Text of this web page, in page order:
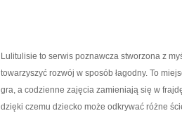
Lulitulisie to serwis poznawcza stworzona z
towarzyszyć rozwój w sposób łagodny. To
gra, a codzienne zajęcia zamieniają się w
dzięki czemu dziecko może odkrywać różne